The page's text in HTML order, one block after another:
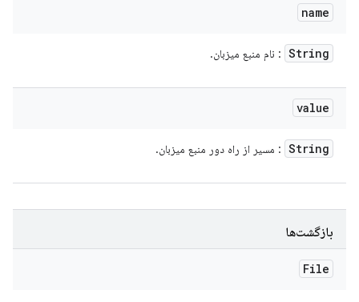
name
String : نام منبع میزبان.
value
String : مسیر از راه دور منبع میزبان.
بازگشت‌ها
File